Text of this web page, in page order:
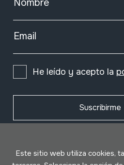
Nombre
Email
He leído y acepto la
Suscribirme
Este sitio web utiliza cookies,